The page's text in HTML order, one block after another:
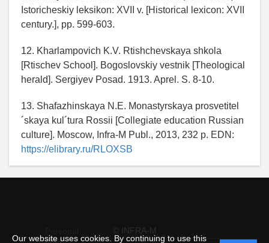
Our website uses cookies. By continuing to use this
Istoricheskiy leksikon: XVII v. [Historical lexicon: XVII
century.], pp. 599-603.
12. Kharlampovich K.V. Rtishchevskaya shkola
[Rtischev School]. Bogoslovskiy vestnik [Theological
herald]. Sergiyev Posad. 1913. Aprel. S. 8-10.
13. Shafazhinskaya N.E. Monastyrskaya prosvetitel
´skaya kul´tura Rossii [Collegiate education Russian
culture]. Moscow, Infra-M Publ., 2013, 232 p. EDN:
https://elibrary.ru/RLOXSB
© INFRA-M
data